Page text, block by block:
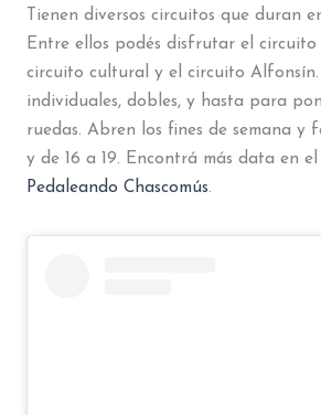
Tienen diversos circuitos que duran
Entre ellos podés disfrutar el circuito
circuito cultural y el circuito Alfonsín.
individuales, dobles, y hasta para
ruedas. Abren los fines de semana y
y de 16 a 19. Encontrá más data en el
Pedaleando Chascomús.